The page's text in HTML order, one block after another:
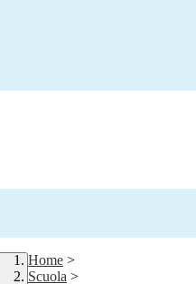
Home >
Scuola >